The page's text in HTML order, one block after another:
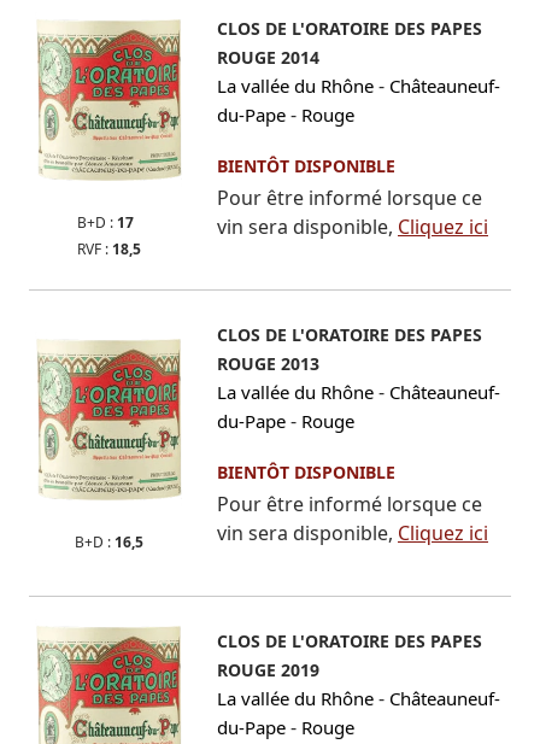
B+D : 17
RVF : 18,5
CLOS DE L'ORATOIRE DES PAPES
ROUGE 2014
La vallée du Rhône - Châteauneuf-
du-Pape - Rouge
BIENTÔT DISPONIBLE
Pour être informé lorsque ce
vin sera disponible, Cliquez ici
B+D : 16,5
CLOS DE L'ORATOIRE DES PAPES
ROUGE 2013
La vallée du Rhône - Châteauneuf-
du-Pape - Rouge
BIENTÔT DISPONIBLE
Pour être informé lorsque ce
vin sera disponible, Cliquez ici
CLOS DE L'ORATOIRE DES PAPES
ROUGE 2019
La vallée du Rhône - Châteauneuf-
du-Pape - Rouge